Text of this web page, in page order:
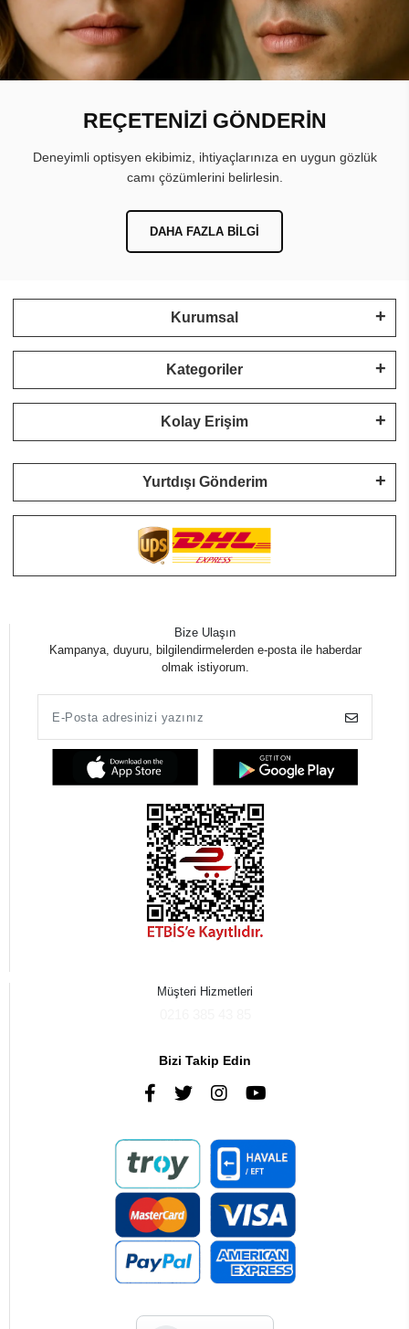
REÇETENİZİ GÖNDERİN
Deneyimli optisyen ekibimiz, ihtiyaçlarınıza en uygun gözlük
camı çözümlerini belirlesin.
DAHA FAZLA BILGI
Kurumsal
Kategoriler
Kolay Erişim
Yurtdışı Gönderim
Bize Ulaşın
Kampanya, duyuru, bilgilendirmelerden e-posta ile haberdar
olmak istiyorum.
Müşteri Hizmetleri
Bizi Takip Edin